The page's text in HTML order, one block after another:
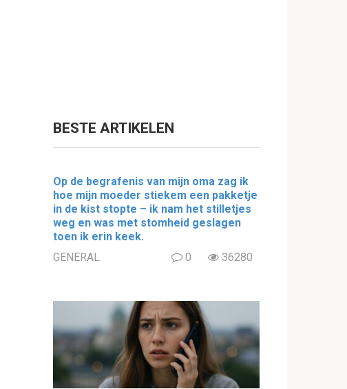
BESTE ARTIKELEN
Op de begrafenis van mijn oma zag ik
hoe mijn moeder stiekem een pakketje
in de kist stopte – ik nam het stilletjes
weg en was met stomheid geslagen
toen ik erin keek.
GENERAL
0 36280